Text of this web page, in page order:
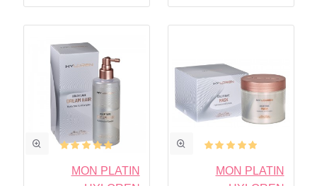
MON PLATIN
MON PLATIN